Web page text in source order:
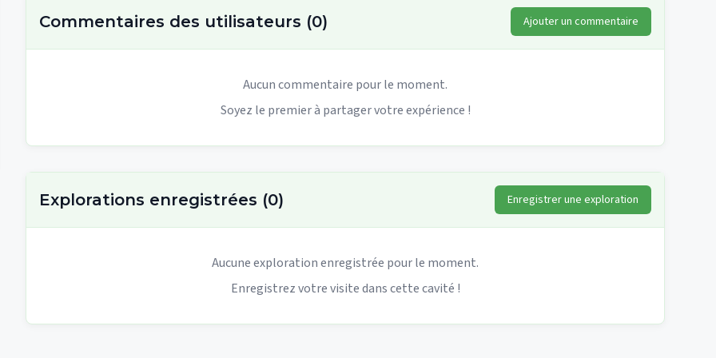
Commentaires des utilisateurs (0) Ajouter un commentaire
Aucun commentaire pour le moment.
Soyez le premier à partager votre expérience !
Explorations enregistrées (0) Enregistrer une exploration
Aucune exploration enregistrée pour le moment.
Enregistrez votre visite dans cette cavité !